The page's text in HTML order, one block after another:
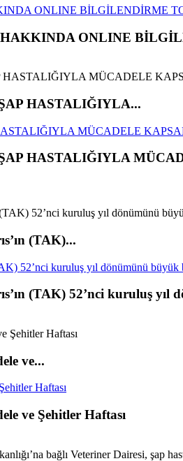
ONLINE BİLGİLENDİRME
ONLINE
HASTALIĞIYLA...
MÜCADELE
HASTALIĞIYLA
(TAK)...
52’nci kuruluş yıl dönümünü
(TAK) 52’nci kuruluş
ve...
Haftası
ve Şehitler Haftası